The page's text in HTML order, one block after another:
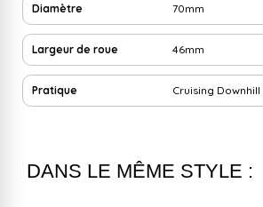
Diamètre 70mm
Largeur de roue 46mm
Pratique Cruising Downhill
DANS LE MÊME STYLE :